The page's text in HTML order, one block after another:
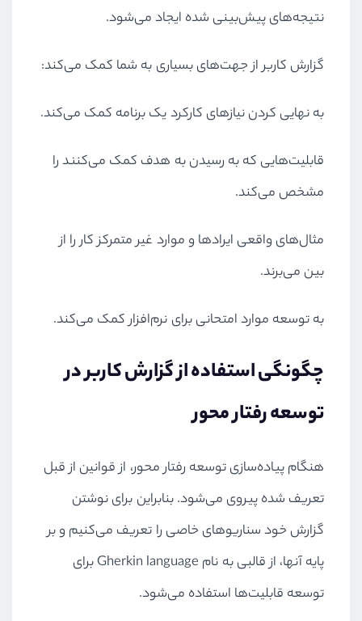
نتیجه‌های پیش‌بینی شده ایجاد می‌شود.
گزارش کاربر از جهت‌های بسیاری به شما کمک می‌کند:
به نهایی کردن نیازهای کارکرد یک برنامه کمک می‌کند.
قابلیت‌هایی که به رسیدن به هدف کمک می‌کنند را
مشخص می‌کند.
مثال‌های واقعی ایراد‌ها و موارد غیر متمرکز کار را از
بین می‌برند.
به توسعه موارد امتحانی برای نرم‌افزار کمک می‌کند.
چگونگی استفاده از گزارش کاربر در
توسعه رفتار محور
هنگام پیاده‌سازی توسعه رفتار محور، از قوانین از قبل
تعریف شده پیروی می‌شود. بنابراین برای نوشتن
گزارش خود سناریو‌های خاصی را تعریف می‌کنیم و بر
پایه آنها، از قالبی به نام Gherkin language برای
توسعه قابلیت‌ها استفاده می‌شود.